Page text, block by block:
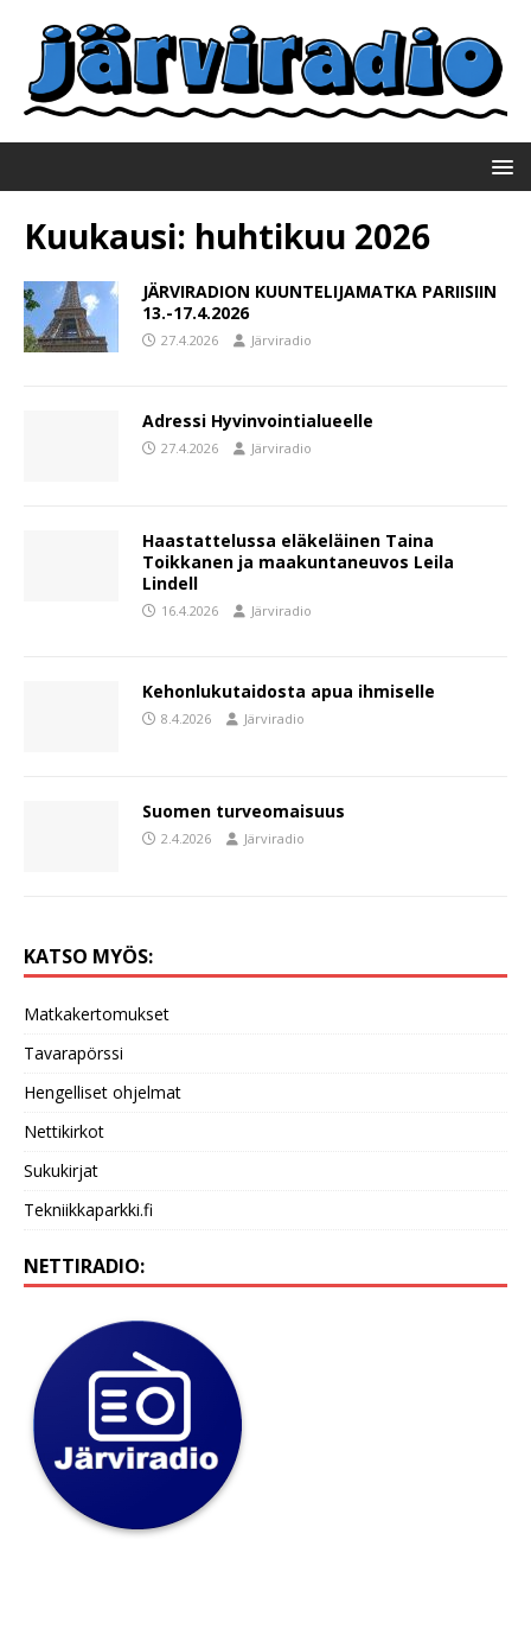
Kuukausi: huhtikuu 2026
JÄRVIRADION KUUNTELIJAMATKA PARIISIIN
13.-17.4.2026
27.4.2026 Järviradio
Adressi Hyvinvointialueelle
27.4.2026 Järviradio
Haastattelussa eläkeläinen Taina
Toikkanen ja maakuntaneuvos Leila
Lindell
16.4.2026 Järviradio
Kehonlukutaidosta apua ihmiselle
8.4.2026 Järviradio
Suomen turveomaisuus
2.4.2026 Järviradio
KATSO MYÖS:
Matkakertomukset
Tavarapörssi
Hengelliset ohjelmat
Nettikirkot
Sukukirjat
Tekniikkaparkki.fi
NETTIRADIO: